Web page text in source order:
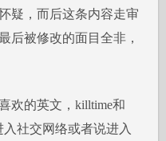
疑，而后这条内容走审
后被修改的面目全非，
的英文，killtime和
入社交网络或者说进入